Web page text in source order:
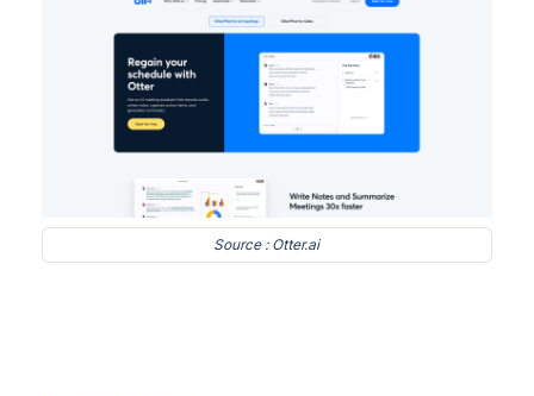
Source : Otter.ai